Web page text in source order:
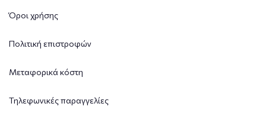
Όροι χρήσης
Πολιτική επιστροφών
Μεταφορικά κόστη
Τηλεφωνικές παραγγελίες